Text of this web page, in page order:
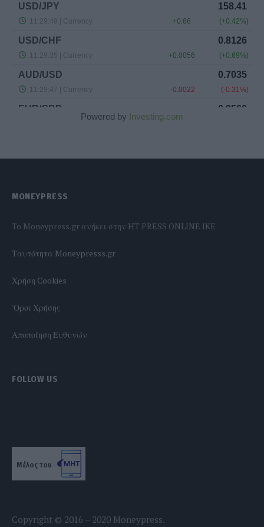
Powered by Investing.com
MONEYPRESS
To Moneypress.gr ανήκει στην HT PRESS ONLINE IKE
Tαυτότητα Moneypresss.gr
Χρήση Cookies
'Οροι Χρήσης
Αποποίηση Ευθυνών
FOLLOW US
Μέλος του
Copyright © 2016 – 2020 Moneypress.